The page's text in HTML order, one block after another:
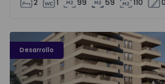
2 1 99 59 110 0
Desarrollo
PLENO JARDIM - 3